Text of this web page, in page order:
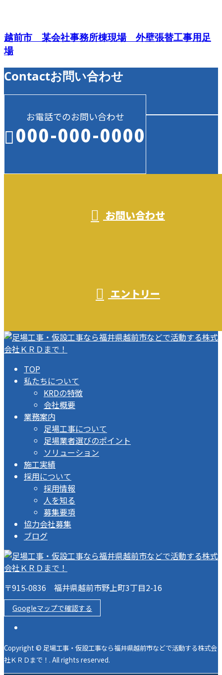
越前市 某会社事務所棟現場 外壁張替工事用足
場
Contactお問い合わせ
お電話でのお問い合わせ
000-000-0000
お問い合わせ
エントリー
TOP
私たちについて
KRDの特徴
会社概要
業務案内
足場工事について
足場業者選びのポイント
ソリューション
施工実績
採用について
採用情報
人を知る
募集要項
協力会社募集
ブログ
〒915-0836 福井県越前市野上町3丁目2-16
Googleマップで確認する
Copyright © 足場工事・仮設工事なら福井県越前市などで活動する株式会
社ＫＲＤまで！. All rights reserved.